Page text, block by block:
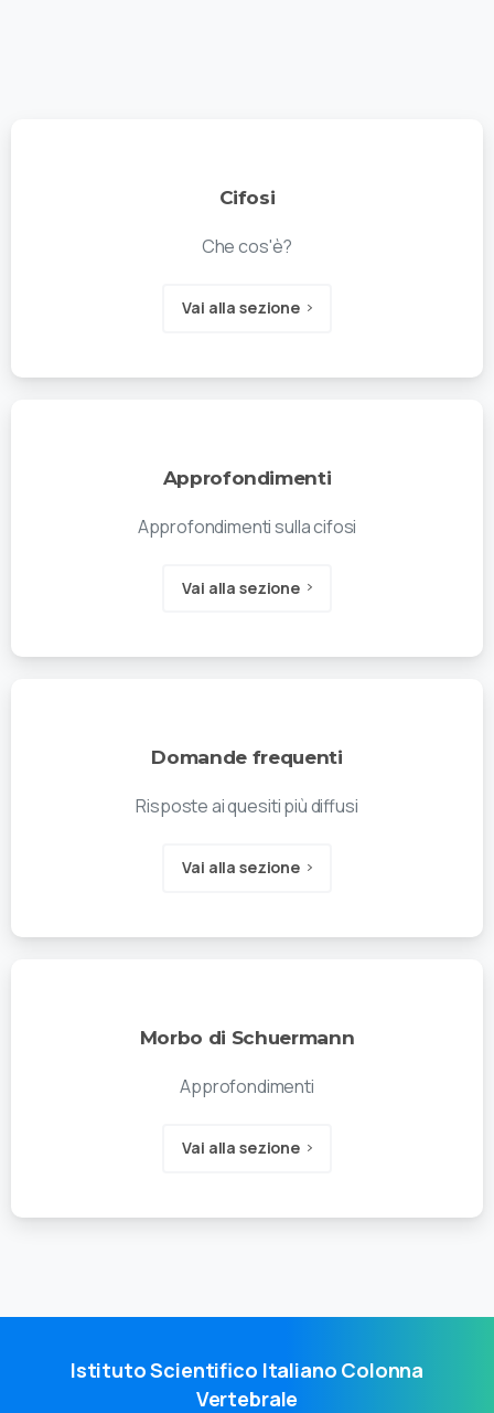
Cifosi
Che cos'è?
Vai alla sezione
Approfondimenti
Approfondimenti sulla cifosi
Vai alla sezione
Domande frequenti
Risposte ai quesiti più diffusi
Vai alla sezione
Morbo di Schuermann
Approfondimenti
Vai alla sezione
Istituto Scientifico Italiano Colonna
Vertebrale